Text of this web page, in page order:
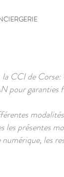
CCI de
pour garanties
les
les